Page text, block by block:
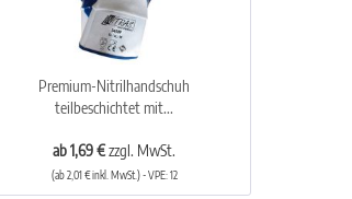
Premium-Nitrilhandschuh
teilbeschichtet mit...
ab 1,69 €zzgl. MwSt.
(ab 2,01 € inkl. MwSt.) - VPE: 12